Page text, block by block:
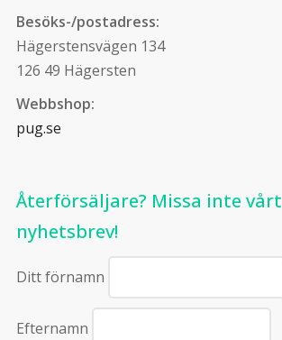
Besöks-/postadress:
Hägerstensvägen 134
126 49 Hägersten
Webbshop:
pug.se
Återförsäljare? Missa inte vårt
nyhetsbrev!
Ditt förnamn
Efternamn